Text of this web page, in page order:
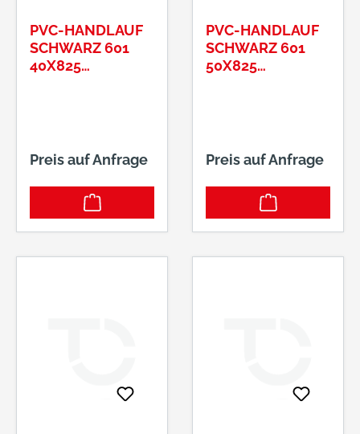
PVC-HANDLAUF
SCHWARZ 601
40X825
Preis auf Anfrage
PVC-HANDLAUF
SCHWARZ 601
50X825
Preis auf Anfrage